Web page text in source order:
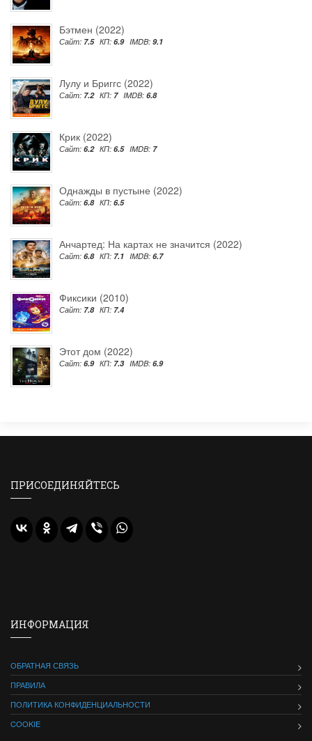
Бэтмен (2022)
Сайт: 7.5 КП: 6.9 IMDB: 9.1
Лулу и Бриггс (2022)
Сайт: 7.2 КП: 7 IMDB: 6.8
Крик (2022)
Сайт: 6.2 КП: 6.5 IMDB: 7
Однажды в пустыне (2022)
Сайт: 6.8 КП: 6.5
Анчартед: На картах не значится (2022)
Сайт: 6.8 КП: 7.1 IMDB: 6.7
Фиксики (2010)
Сайт: 7.8 КП: 7.4
Этот дом (2022)
Сайт: 6.9 КП: 7.3 IMDB: 6.9
ПРИСОЕДИНЯЙТЕСЬ
ИНФОРМАЦИЯ
ОБРАТНАЯ СВЯЗЬ
ПРАВИЛА
ПОЛИТИКА КОНФИДЕНЦИАЛЬНОСТИ
COOKIE